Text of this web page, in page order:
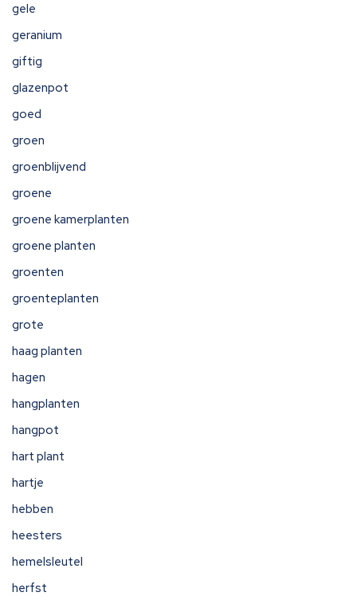
gele
geranium
giftig
glazenpot
goed
groen
groenblijvend
groene
groene kamerplanten
groene planten
groenten
groenteplanten
grote
haag planten
hagen
hangplanten
hangpot
hart plant
hartje
hebben
heesters
hemelsleutel
herfst